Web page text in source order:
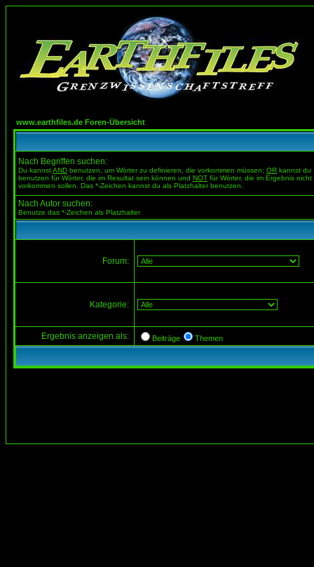
www.earthfiles.de Foren-Übersicht
Nach Begriffen suchen:
Du kannstAND benutzen, um Wörter zu definieren, die vorkommen müssen; OR kannst du
benutzen für Wörter, die im Resultat sein können und NOT für Wörter, die im Ergebnis nicht
vorkommen sollen. Das *-Zeichen kannst du als Platzhalter benutzen.
Nach Autor suchen:
Benutze das *-Zeichen als Platzhalter
Forum:
Kategorie:
Ergebnis anzeigen als: Beiträge Themen